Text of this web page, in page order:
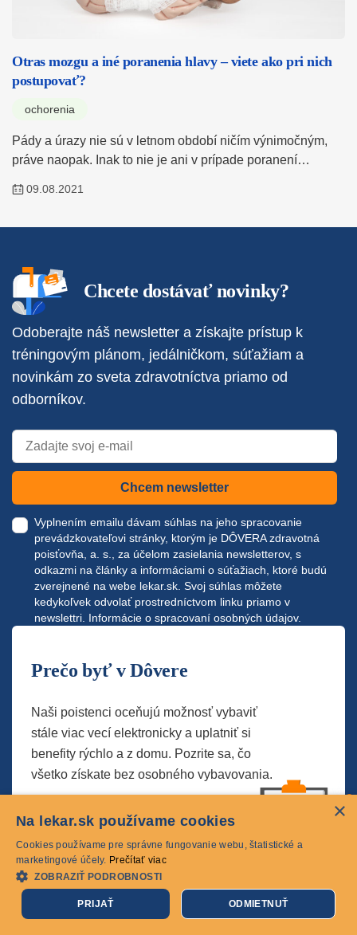
Otras mozgu a iné poranenia hlavy – viete ako pri nich
postupovať?
ochorenia
Pády a úrazy nie sú v letnom období ničím výnimočným,
práve naopak. Inak to nie je ani v prípade poranení…
09.08.2021
Chcete dostávať novinky?
Odoberajte náš newsletter a získajte prístup k
tréningovým plánom, jedálničkom, súťažiam a
novinkám zo sveta zdravotníctva priamo od
odborníkov.
Chcem newsletter
Vyplnením emailu dávam súhlas na jeho spracovanie
prevádzkovateľovi stránky, ktorým je DÔVERA zdravotná
poisťovňa, a. s., za účelom zasielania newsletterov, s
odkazmi na články a informáciami o súťažiach, ktoré budú
zverejnené na webe lekar.sk . Svoj súhlas môžete
kedykoľvek odvolať prostredníctvom linku priamo v
newslettri. Informácie o spracovaní osobných údajov.
Prečo byť v Dôvere
Naši poistenci oceňujú možnosť vybaviť
stále viac vecí elektronicky a uplatniť si
benefity rýchlo a z domu. Pozrite sa, čo
všetko získate bez osobného vybavovania.
Spoznať výhody ×
Na lekar.sk používame cookies
Cookies používame pre správne fungovanie webu, štatistické a
marketingové účely. Prečítať viac
ZOBRAZIŤ PODROBNOSTI
PRIJAŤ ODMIETNUŤ